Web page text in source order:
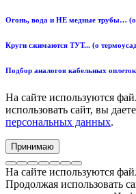
Огонь, вода и НЕ медные трубы… (о
Круги сжимаются ТУТ... (о
Подбор аналогов кабельных
На сайте используются
использовать сайт, вы даете
персональных данных.
Принимаю
На сайте используются
Продолжая использовать